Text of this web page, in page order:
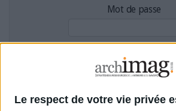
Le respect de votre vie privée
LES LIVRES BLANCS
Mot de passe
Filtre anti-spam